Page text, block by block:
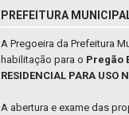
PREFEITURA
A Pregoeira da Prefeitura
habilitação para o Pregão
RESIDENCIAL PARA USO
A abertura e exame das